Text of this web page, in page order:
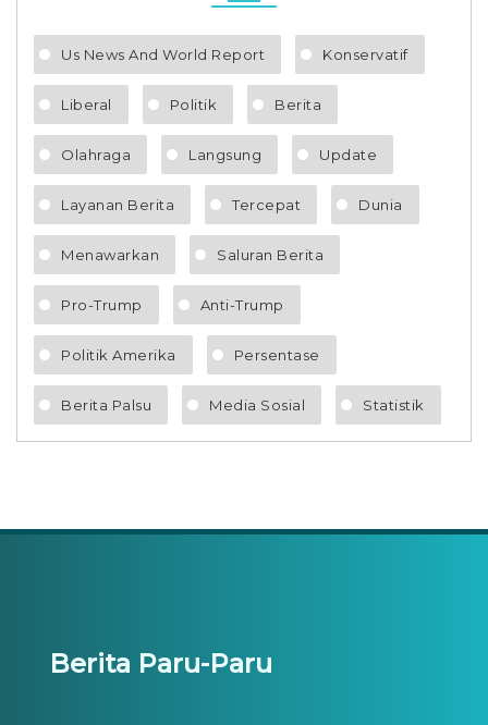
Us News And World Report Konservatif
Liberal Politik Berita
Olahraga Langsung Update
Layanan Berita Tercepat Dunia
Menawarkan Saluran Berita
Pro-Trump Anti-Trump
Politik Amerika Persentase
Berita Palsu Media Sosial Statistik
Berita Paru-Paru